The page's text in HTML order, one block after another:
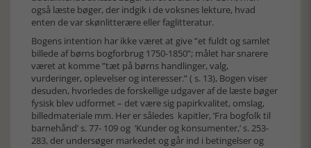
også læste bøger, der indgik i de voksnes lekture, hvad
enten de var skønlitterære eller faglitteratur.
Bogens intention har ikke været at give ”et fuldt og samlet
billede af børns bogforbrug 1750-1850”; målet har snarere
været at komme ”tæt på børns handlinger, valg,
vurderinger, oplevelser og interesser.” ( s. 13), Bogen viser
desuden, hvorledes de forskellige udgaver af de læste bøger
fysisk blev udformet – det være sig papirkvalitet, omslag,
billedmateriale mm. Her er således kapitler, ’Fra bogfolk til
barnehånd’ s. 77- 109 og ’Kunder og konsumenter,’ s. 253-
283, der undersøger markedet og går ind i betingelser og